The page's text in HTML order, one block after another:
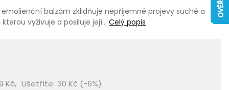
emolienční balzám zklidňuje nepříjemné projevy suché a
vyživuje a posiluje její…Celý popis
Kč, Ušetříte: 30 Kč (-6%)